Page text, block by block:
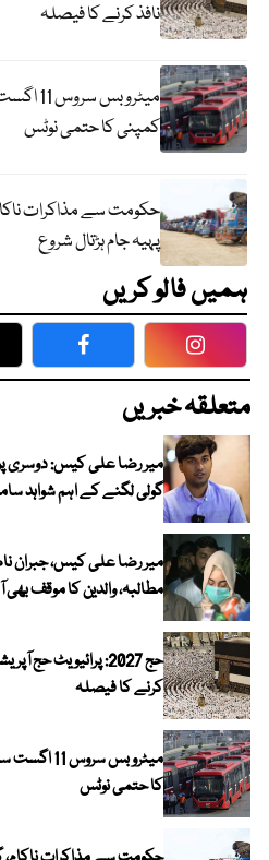
نافذ کرنے کا فیصلہ
میٹرو
کمپنی کا حتمی نوٹس
حکومت سے مذاکرات
پہیہ جام ہڑتال شروع
ہمیں فالو کریں
Facebook
متعلقہ خبریں
میر رضا علی کیس: دوسری
گولی لگنے کے اہم شواہد
میر رضا علی کیس، جبران
مطالبہ، والدین کا موقف بھی
حج 2027: پرائیویٹ
کرنے کا فیصلہ
میٹرو بس
کا حتمی نوٹس